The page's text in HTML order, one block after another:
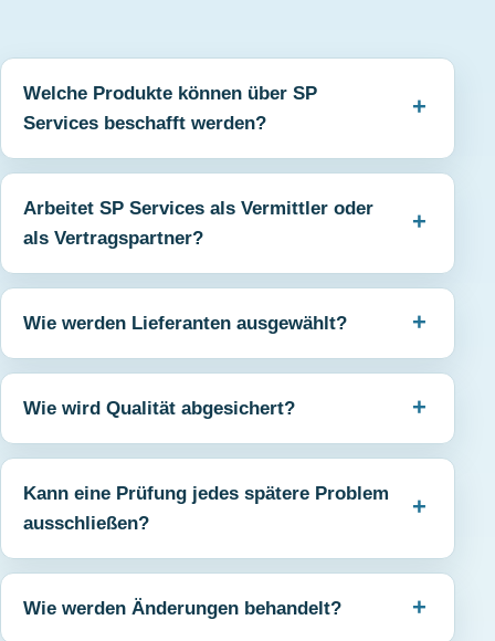
Welche Produkte können über SP
Services beschafft werden?
Arbeitet SP Services als Vermittler oder
als Vertragspartner?
Wie werden Lieferanten ausgewählt?
Wie wird Qualität abgesichert?
Kann eine Prüfung jedes spätere Problem
ausschließen?
Wie werden Änderungen behandelt?